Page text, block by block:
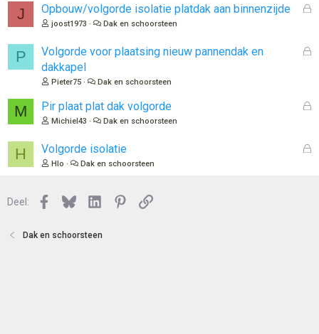
o
J
G
Opbouw/volgorde isolatie platdak aan binnenzijde
joost1973 Dak en schoorsteen
P
G
o
Volgorde voor plaatsing nieuw pannendak en
dakkapel
Pieter75 Dak en schoorsteen
M
G
Pir plaat plat dak volgorde
Michiel43 Dak en schoorsteen
H
G
Volgorde isolatie
Hlo Dak en schoorsteen
Deel: Facebook
BlueskyLinkedInPinterest
Link
Dak en schoorsteen